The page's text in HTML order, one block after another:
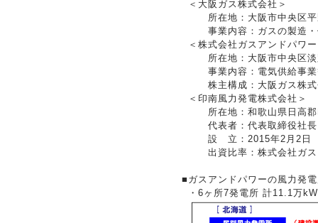
＜大阪ガス株式会社＞
所在地：大阪市中央区
事業内容：ガスの製造
＜株式会社ガスアンドパワ
所在地：大阪市中央区
事業内容：電気供給事
株主構成：大阪ガス株
＜印南風力発電株式会社＞
所在地：和歌山県日高
代表者：代表取締役社
設 立：2015年2月2日
出資比率： 株式会社ガ
■ ガスアンドパワーの風力発
・6ヶ所7発電所 計11.1万